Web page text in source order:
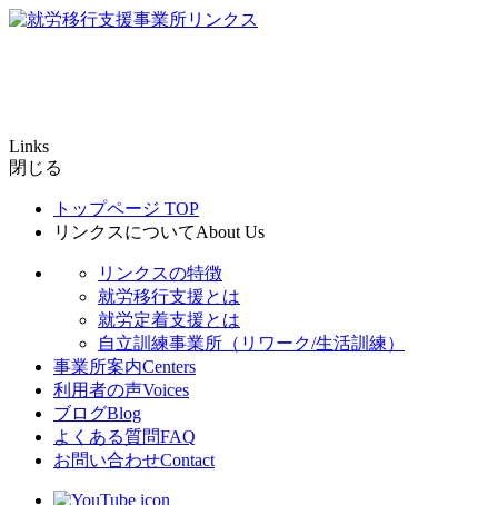
Links
閉じる
トップページ TOP
リンクスについてAbout Us
リンクスの特徴
就労移行支援とは
就労定着支援とは
自立訓練事業所（リワーク/生活訓練）
事業所案内Centers
利用者の声Voices
ブログBlog
よくある質問FAQ
お問い合わせContact